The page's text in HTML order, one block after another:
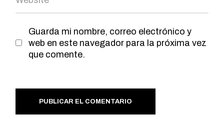
Guarda mi nombre, correo electrónico y
web en este navegador para la próxima vez
que comente.
PUBLICAR EL COMENTARIO